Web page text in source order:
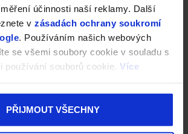
účinnosti naší reklamy. Další
v zásadách ochrany soukromí
. Používáním našich webových
se všemi soubory cookie v souladu s
používání souborů cookie. Více
PŘIJMOUT VŠECHNY